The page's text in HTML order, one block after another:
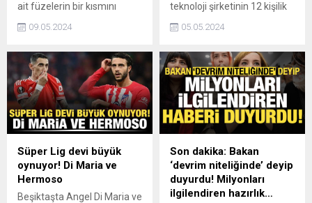
ait füzelerin bir kısmını
yönetimi, saldırı sonucu
geldiğini aktardı.
09.05.2024
teknoloji şirketinin 12 kişilik
yapay zeka arkadaşı Gipi,
popüler hale geldi.
05.05.2024
Süper Lig devi büyük
oynuyor! Di Maria ve
Hermoso
Beşiktaşta Angel Di Maria ve
Son dakika: Bakan
‘devrim niteliğinde’ deyip
duyurdu! Milyonları
ilgilendiren hazırlık…